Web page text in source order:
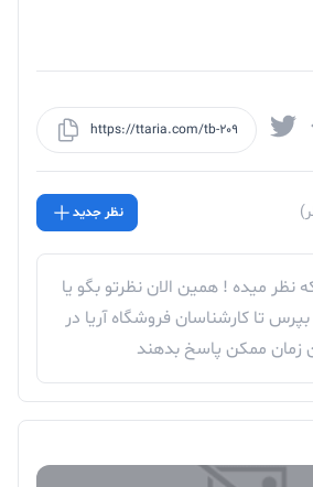
https://ttaria.com/tb-209
نظر جدید
نظر میده ! همین الان نظرتو بگو یا
تا کارشناسان فروشگاه آریا در
زمان ممکن پاسخ بدهند